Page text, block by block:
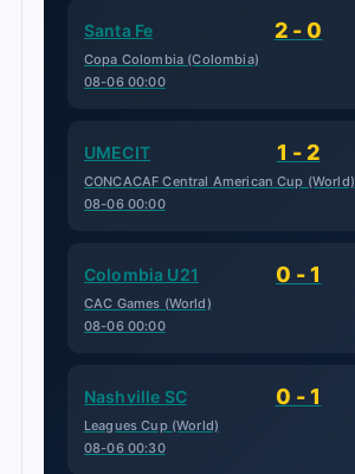
Santa Fe 2 - 0
Copa Colombia (Colombia)
08-06 00:00
UMECIT 1 - 2
CONCACAF Central American Cup (World)
08-06 00:00
Colombia U21 0 - 1
CAC Games (World)
08-06 00:00
Nashville SC 0 - 1
Leagues Cup (World)
08-06 00:30